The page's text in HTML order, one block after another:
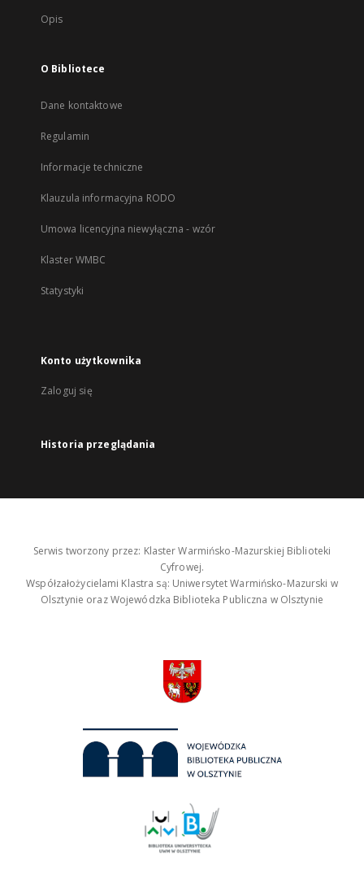
Opis
O Bibliotece
Dane kontaktowe
Regulamin
Informacje techniczne
Klauzula informacyjna RODO
Umowa licencyjna niewyłączna - wzór
Klaster WMBC
Statystyki
Konto użytkownika
Zaloguj się
Historia przeglądania
Serwis tworzony przez: Klaster Warmińsko-Mazurskiej Biblioteki
Cyfrowej.
Współzałożycielami Klastra są: Uniwersytet Warmińsko-Mazurski w
Olsztynie oraz Wojewódzka Biblioteka Publiczna w Olsztynie